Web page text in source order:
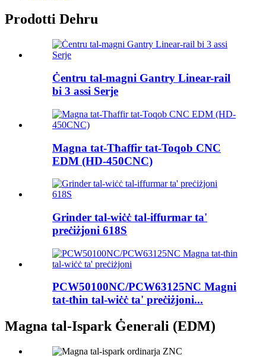
Prodotti Dehru
Ċentru tal-magni Gantry Linear-rail
bi 3 assi Serje
Magna tat-Tħaffir tat-Toqob CNC
EDM (HD-450CNC)
Grinder tal-wiċċ tal-iffurmar ta'
preċiżjoni 618S
PCW50100NC/PCW63125NC Magni
tat-tħin tal-wiċċ ta' preċiżjoni...
Magna tal-Ispark Ġenerali (EDM)